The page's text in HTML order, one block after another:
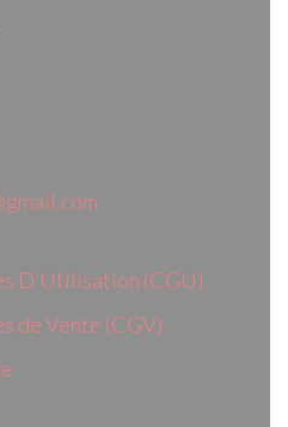
D’Utilisation (CGU)
de Vente (CGV)